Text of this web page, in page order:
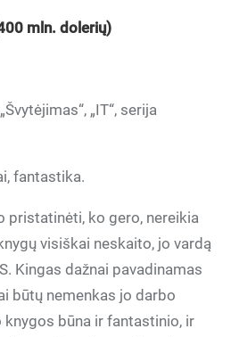
mln. dolerių)
„IT“, serija
fantastika.
pristatinėti, ko gero, nereikia
visiškai neskaito, jo vardą
Kingas dažnai pavadinamas
būtų nemenkas jo darbo
knygos būna ir fantastinio, ir